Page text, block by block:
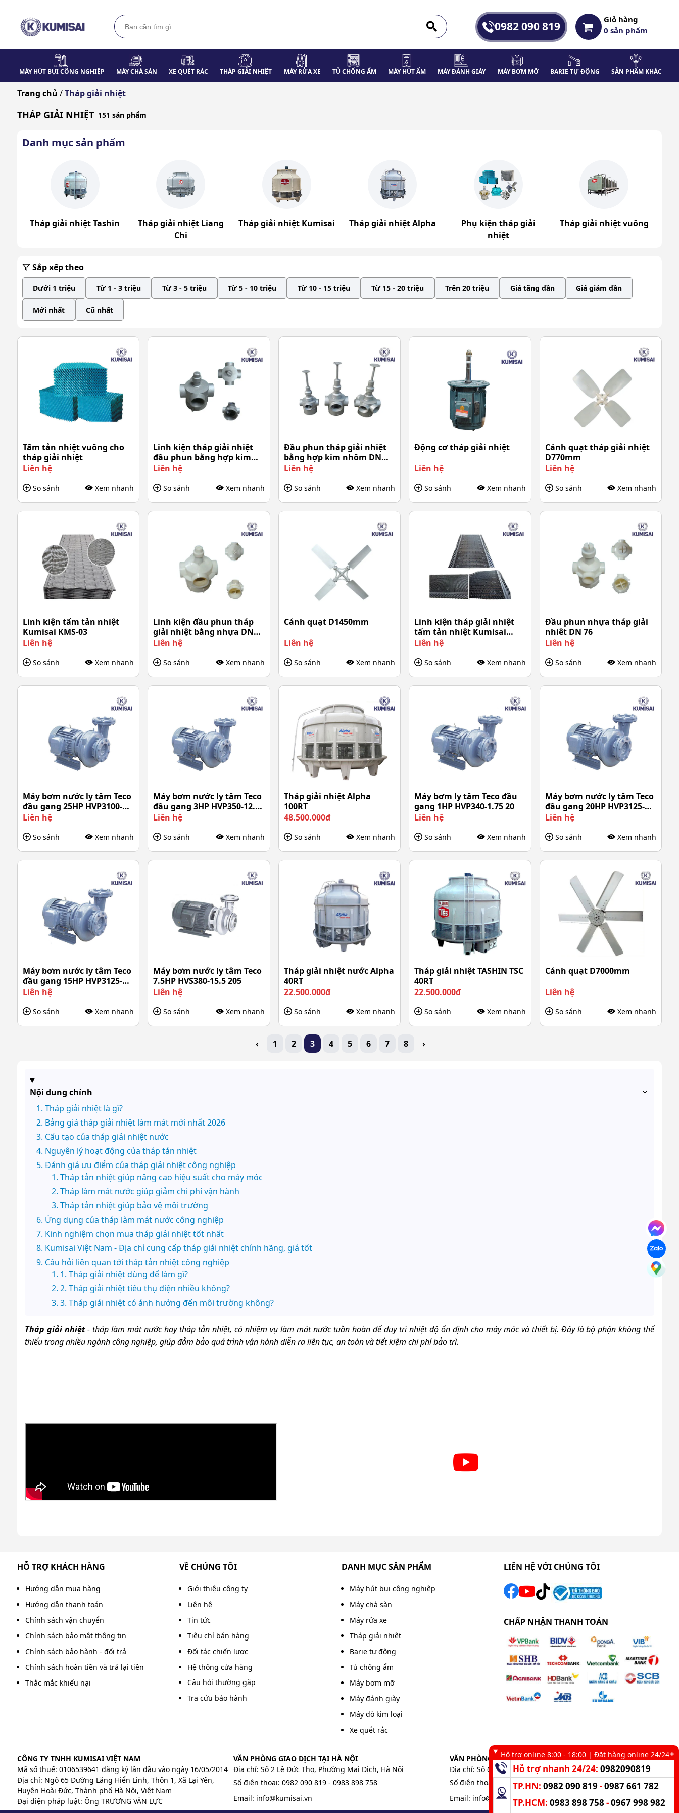
0982 090 819
Giỏ hàng
0sản phẩm
MÁY HÚT BỤI CÔNG NGHIỆP MÁY CHÀ SÀN XE QUÉT RÁC THÁP GIẢI NHIỆT MÁY RỬA XE TỦ CHỐNG ẨM MÁY HÚT ẨM MÁY ĐÁNH GIÀY MÁY BƠM MỠ BARIE TỰ ĐỘNG SẢN PHẨM KHÁC
Trang chủ / Tháp giải nhiệt
THÁP GIẢI NHIỆT 151 sản phẩm
Danh mục sản phẩm
Tháp giải nhiệt Tashin
Tháp giải nhiệt Liang
Chi
Tháp giải nhiệt Kumisai Tháp giải nhiệt Alpha
Phụ kiện tháp giải
nhiệt
Tháp giải nhiệt vuông
Sắp xếp theo
Dưới 1 triệu Từ 1 - 3 triệu Từ 3 - 5 triệu Từ 5 - 10 triệu Từ 10 - 15 triệu Từ 15 - 20 triệu Trên 20 triệu Giá tăng dần Giá giảm dần
Mới nhất Cũ nhất
Tấm tản nhiệt vuông cho
tháp giải nhiệt
Liên hệ
So sánh Xem nhanh
Linh kiện tháp giải nhiệt
đầu phun bằng hợp kim
nhôm DN90
Liên hệ
So sánh Xem nhanh
Đầu phun tháp giải nhiệt
bằng hợp kim nhôm DN
114
Liên hệ
So sánh Xem nhanh
Động cơ tháp giải nhiệt
Liên hệ
So sánh Xem nhanh
Cánh quạt tháp giải nhiệt
D770mm
Liên hệ
So sánh Xem nhanh
Linh kiện tấm tản nhiệt
Kumisai KMS-03
Liên hệ
So sánh Xem nhanh
Linh kiện đầu phun tháp
giải nhiệt bằng nhựa DN
49
Liên hệ
So sánh Xem nhanh
Cánh quạt D1450mm
Liên hệ
So sánh Xem nhanh
Linh kiện tháp giải nhiệt
tấm tản nhiệt Kumisai
KMS-07
Liên hệ
So sánh Xem nhanh
Đầu phun nhựa tháp giải
nhiêt DN 76
Liên hệ
So sánh Xem nhanh
Máy bơm nước ly tâm Teco
đầu gang 25HP HVP3100-
119 20
Liên hệ
So sánh Xem nhanh
Máy bơm nước ly tâm Teco
đầu gang 3HP HVP350-12.2
20
Liên hệ
So sánh Xem nhanh
Tháp giải nhiệt Alpha
100RT
48.500.000đ
So sánh Xem nhanh
Máy bơm ly tâm Teco đầu
gang 1HP HVP340-1.75 20
Liên hệ
So sánh Xem nhanh
Máy bơm nước ly tâm Teco
đầu gang 20HP HVP3125-
115 40
Liên hệ
So sánh Xem nhanh
Máy bơm nước ly tâm Teco
đầu gang 15HP HVP3125-
111 40
Liên hệ
So sánh Xem nhanh
Máy bơm nước ly tâm Teco
7.5HP HVS380-15.5 205
Liên hệ
So sánh Xem nhanh
Tháp giải nhiệt nước Alpha
40RT
22.500.000đ
So sánh Xem nhanh
Tháp giải nhiệt TASHIN TSC
40RT
22.500.000đ
So sánh Xem nhanh
Cánh quạt D7000mm
Liên hệ
So sánh Xem nhanh
‹ 1 2 3 4 5 6 7 8 ›
Nội dung chính
Tháp giải nhiệt là gì?
Bảng giá tháp giải nhiệt làm mát mới nhất 2026
Cấu tạo của tháp giải nhiệt nước
Nguyên lý hoạt động của tháp tản nhiệt
Đánh giá ưu điểm của tháp giải nhiệt công nghiệp
Tháp tản nhiệt giúp nâng cao hiệu suất cho máy móc
Tháp làm mát nước giúp giảm chi phí vận hành
Tháp tản nhiệt giúp bảo vệ môi trường
Ứng dụng của tháp làm mát nước công nghiệp
Kinh nghiệm chọn mua tháp giải nhiệt tốt nhất
Kumisai Việt Nam - Địa chỉ cung cấp tháp giải nhiệt chính hãng, giá tốt
Câu hỏi liên quan tới tháp tản nhiệt công nghiệp
1. Tháp giải nhiệt dùng để làm gì?
2. Tháp giải nhiệt tiêu thụ điện nhiều không?
3. Tháp giải nhiệt có ảnh hưởng đến môi trường không?
Tháp giải nhiệt- tháp làm mát nước hay tháp tản nhiệt, có nhiệm vụ làm mát nước tuần hoàn để duy trì nhiệt độ ổn định cho máy móc và thiết bị. Đây là bộ phận không thể
thiếu trong nhiều ngành công nghiệp, giúp đảm bảo quá trình vận hành diễn ra liên tục, an toàn và tiết kiệm chi phí bảo trì.
Tháp giải nhiệt là gì?
HỖ TRỢ KHÁCH HÀNG
Hướng dẫn mua hàng
Hướng dẫn thanh toán
Chính sách vận chuyển
Chính sách bảo mật thông tin
Chính sách bảo hành - đổi trả
Chính sách hoàn tiền và trả lại tiền
Thắc mắc khiếu nại
VỀ CHÚNG TÔI
Giới thiệu công ty
Liên hệ
Tin tức
Tiêu chí bán hàng
Đối tác chiến lược
Hệ thống cửa hàng
Câu hỏi thường gặp
Tra cứu bảo hành
DANH MỤC SẢN PHẨM
Máy hút bụi công nghiệp
Máy chà sàn
Máy rửa xe
Tháp giải nhiệt
Barie tự động
Tủ chống ẩm
Máy bơm mỡ
Máy đánh giày
Máy dò kim loại
Xe quét rác
LIÊN HỆ VỚI CHÚNG TÔI
CHẤP NHẬN THANH TOÁN
CÔNG TY TNHH KUMISAI VIỆT NAM
Mã số thuế: 0106539641 đăng ký lần đầu vào ngày 16/05/2014
Địa chỉ: Ngõ 65 Đường Lăng Hiển Linh, Thôn 1, Xã Lại Yên,
Huyện Hoài Đức, Thành phố Hà Nội, Việt Nam
Đại diện pháp luật: Ông TRƯƠNG VĂN LỰC
VĂN PHÒNG GIAO DỊCH TẠI HÀ NỘI
Địa chỉ: Số 2 Lê Đức Thọ, Phường Mai Dịch, Hà Nội
Số điện thoại: 0982 090 819- 0983 898 758
Email: info@kumisai.vn
VĂN PHÒNG GIAO DỊCH TẠI TP. HCM
Địa chỉ: Số 6 kênh 19/5, Phường Tân Sơn Nhì, TP. HCM
Số điện thoại:
0983 898 758 -0982 090 819
Email: info@kumisai.vn
Hỗ trợ online 8:00 - 18:00 | Đặt hàng online 24/24
Hỗ trợ nhanh 24/24:0982090819
TP.HN:0982 090 819 -0987 661 782
TP.HCM:0983 898 758 -0967 998 982